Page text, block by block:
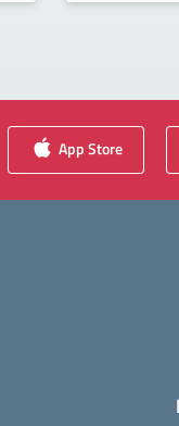
App Store